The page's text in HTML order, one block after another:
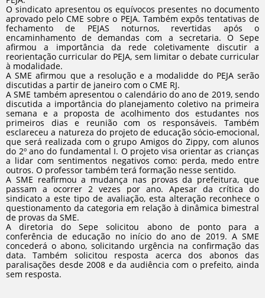
O sindicato apresentou os equívocos presentes no documento
aprovado pelo CME sobre o PEJA. Também expôs tentativas de
fechamento de PEJAS noturnos, revertidas após o
encaminhamento de demandas com a secretaria. O Sepe
afirmou a importância da rede coletivamente discutir a
reorientação curricular do PEJA, sem limitar o debate curricular
à modalidade.
A SME afirmou que a resolução e a modalidde do PEJA serão
discutidas a partir de janeiro com o CME RJ.
A SME também apresentou o calendário do ano de 2019, sendo
discutida a importância do planejamento coletivo na primeira
semana e a proposta de acolhimento dos estudantes nos
primeiros dias e reunião com os responsáveis. Também
esclareceu a natureza do projeto de educação sócio-emocional,
que será realizada com o grupo Amigos do Zippy, com alunos
do 2º ano do fundamental I. O projeto visa orientar as crianças
a lidar com sentimentos negativos como: perda, medo entre
outros. O professor também terá formação nesse sentido.
A SME reafirmou a mudança nas provas da prefeitura, que
passam a ocorrer 2 vezes por ano. Apesar da crítica do
sindicato a este tipo de avaliação, esta alteração reconhece o
questionamento da categoria em relação à dinâmica bimestral
de provas da SME.
A diretoria do Sepe solicitou abono de ponto para a
conferência de educação no início do ano de 2019. A SME
concederá o abono, solicitando urgência na confirmação das
data. Também solicitou resposta acerca dos abonos das
paralisações desde 2008 e da audiência com o prefeito, ainda
sem resposta.